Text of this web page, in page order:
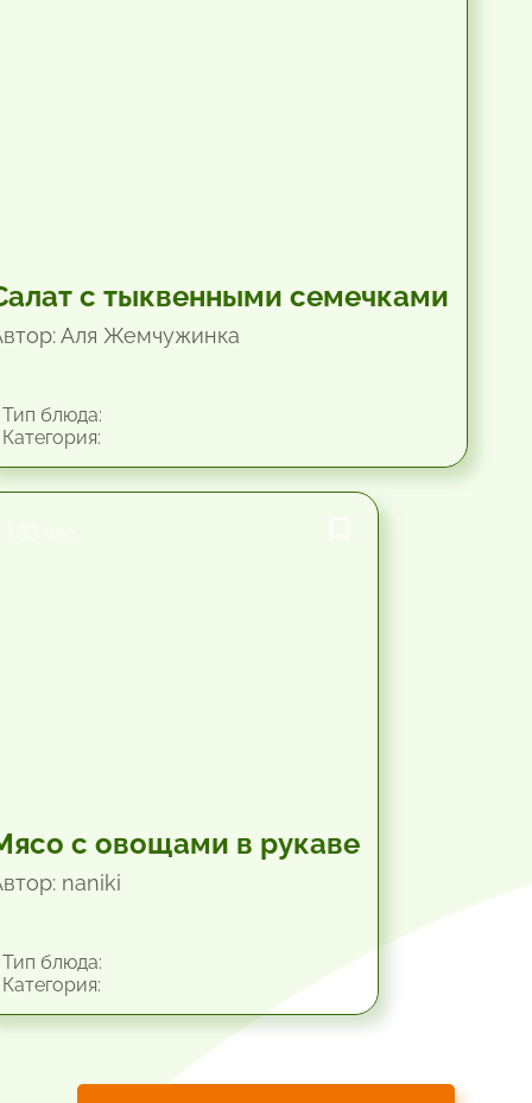
с тыквенными семечками
Аля Жемчужинка
блюда:
с овощами в рукаве
naniki
блюда: